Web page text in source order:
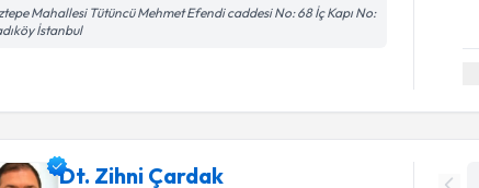
Mahallesi Tütüncü Mehmet Efendi caddesi No: 68 İç Kapı No:
İstanbul
Dt. Zihni Çardak